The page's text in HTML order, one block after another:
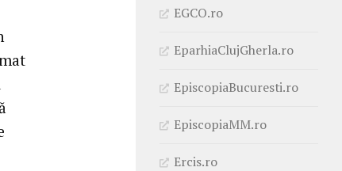
EGCO.ro
EparhiaClujGherla.ro
EpiscopiaBucuresti.ro
EpiscopiaMM.ro
Ercis.ro